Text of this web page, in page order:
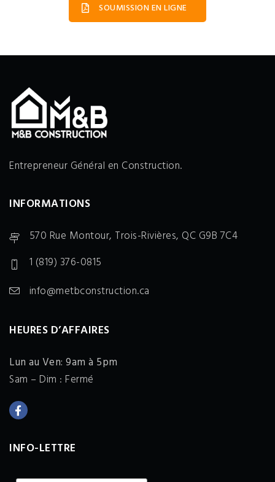
SOUMISSION EN LIGNE
Entrepreneur Général en Construction.
INFORMATIONS
570 Rue Montour, Trois-Rivières, QC G9B 7C4
1 (819) 376-0815
info@metbconstruction.ca
HEURES D’AFFAIRES
Lun au Ven: 9am à 5pm
Sam – Dim : Fermé
INFO-LETTRE